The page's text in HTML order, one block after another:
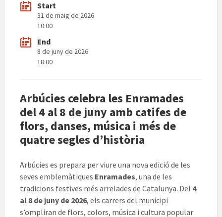
Start
31 de maig de 2026
10:00
End
8 de juny de 2026
18:00
Arbúcies celebra les Enramades
del 4 al 8 de juny amb catifes de
flors, danses, música i més de
quatre segles d’història
Arbúcies es prepara per viure una nova edició de les
seves emblemàtiques Enramades, una de les
tradicions festives més arrelades de Catalunya. Del 4
al 8 de juny de 2026, els carrers del municipi
s’ompliran de flors, colors, música i cultura popular